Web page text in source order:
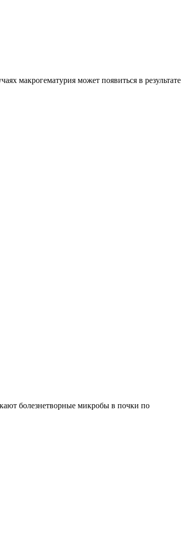
макрогематурия может появиться в результате
болезнетворные микробы в почки по